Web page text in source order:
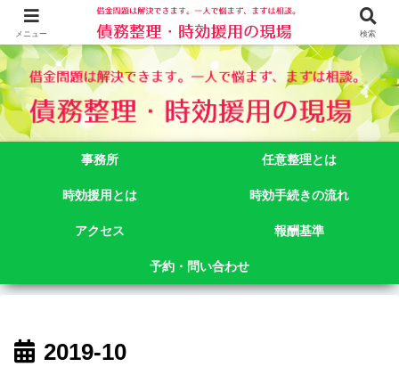
借金問題でお悩みなら司法書士法人御苑総合事務所にご相談下さい。 東京都
新宿区新宿二丁目５番１号アルテビル新宿４階 TEL:03-3356-3750
事務所 任意整理とは
時効援用とは 時効手続きの流れ
アクセス 報酬基準
予約・問い合わせ
2019-10
メニュー 検索